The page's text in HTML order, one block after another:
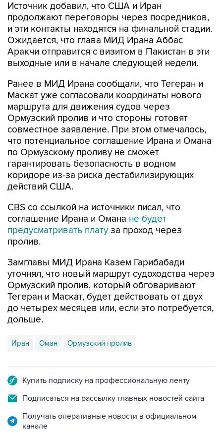
Источник добавил, что США и Иран
продолжают переговоры через посредников,
и эти контакты находятся на финальной стадии.
Ожидается, что глава МИД Ирана Аббас
Аракчи отправится с визитом в Пакистан в эти
выходные или в начале следующей недели.
Ранее в МИД Ирана сообщали, что Тегеран и
Маскат уже согласовали координаты нового
маршрута для движения судов через
Ормузский пролив и что стороны готовят
совместное заявление. При этом отмечалось,
что потенциальное соглашение Ирана и Омана
по Ормузскому проливу не сможет
гарантировать безопасность в водном
коридоре из-за риска дестабилизирующих
действий США.
CBS со ссылкой на источники писал, что
соглашение Ирана и Омана не будет
предусматривать плату за проход через
пролив.
Замглавы МИД Ирана Казем Гарибабади
уточнял, что новый маршрут судоходства через
Ормузский пролив, который обговаривают
Тегеран и Маскат, будет действовать от двух
до четырех месяцев или, если это потребуется,
дольше.
Иран Оман Ормузский пролив
Купить подписку на профессиональную ленту
Подписаться на рассылку главных новостей сайта
Получать оперативные новости в официальном
канале